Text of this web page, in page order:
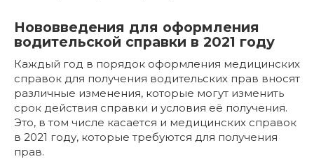
Нововведения для оформления
водительской справки в 2021 году
Каждый год в порядок оформления медицинских
справок для получения водительских прав вносят
различные изменения, которые могут изменить
срок действия справки и условия её получения.
Это, в том числе касается и медицинских справок
в 2021 году, которые требуются для получения
прав.